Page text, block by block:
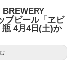
プビール「ヱビ
4月4日(土)か